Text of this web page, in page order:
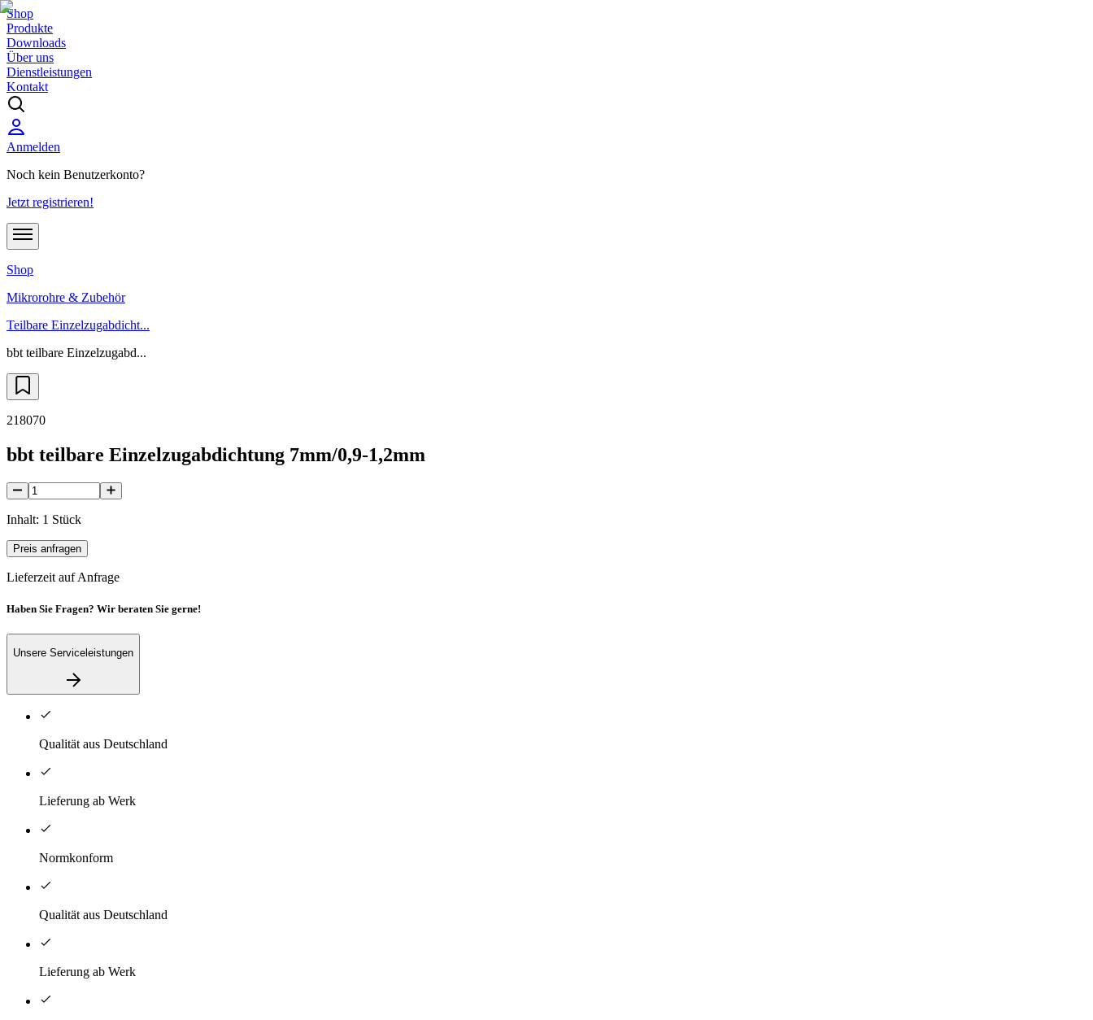
Shop
Produkte
Downloads
Über uns
Dienstleistungen
Kontakt
Anmelden
Noch kein Benutzerkonto?
Jetzt registrieren!
Shop
Mikrorohre & Zubehör
Teilbare Einzelzugabdicht...
bbt teilbare Einzelzugabd...
218070
bbt teilbare Einzelzugabdichtung 7mm/0,9-1,2mm
Inhalt: 1 Stück
Preis anfragen
Lieferzeit auf Anfrage
Haben Sie Fragen? Wir beraten Sie gerne!
Unsere Serviceleistungen
Qualität aus Deutschland
Lieferung ab Werk
Normkonform
Qualität aus Deutschland
Lieferung ab Werk